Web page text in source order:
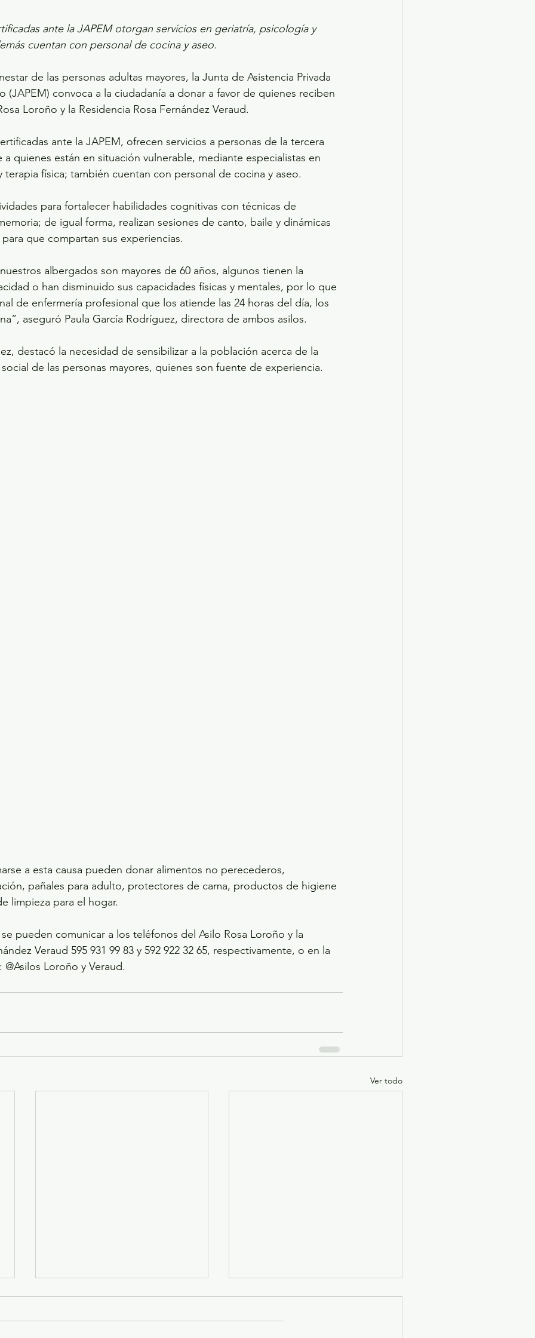
ante la JAPEM otorgan servicios en geriatría, psicología y
cuentan con personal de cocina y aseo.
de las personas adultas mayores, la Junta de Asistencia Privada
(JAPEM) convoca a la ciudadanía a donar a favor de quienes reciben
Loroño y la Residencia Rosa Fernández Veraud.
ante la JAPEM, ofrecen servicios a personas de la tercera
quienes están en situación vulnerable, mediante especialistas en
física; también cuentan con personal de cocina y aseo.
para fortalecer habilidades cognitivas con técnicas de
de igual forma, realizan sesiones de canto, baile y dinámicas
que compartan sus experiencias.
albergados son mayores de 60 años, algunos tienen la
o han disminuido sus capacidades físicas y mentales, por lo que
de enfermería profesional que los atiende las 24 horas del día, los
aseguró Paula García Rodríguez, directora de ambos asilos.
destacó la necesidad de sensibilizar a la población acerca de la
de las personas mayores, quienes son fuente de experiencia.
a esta causa pueden donar alimentos no perecederos,
pañales para adulto, protectores de cama, productos de higiene
limpieza para el hogar.
pueden comunicar a los teléfonos del Asilo Rosa Loroño y la
Veraud 595 931 99 83 y 592 922 32 65, respectivamente, o en la
Loroño y Veraud.
Ver todo